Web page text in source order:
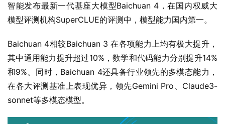
智能发布最新一代基座大模型Baichuan 4，在国内权威大
模型评测机构SuperCLUE的评测中，模型能力国内第一。
Baichuan 4相较Baichuan 3 在各项能力上均有极大提升，
其中通用能力提升超过10%，数学和代码能力分别提升14%
和9%。同时，Baichuan 4还具备行业领先的多模态能力，
在各大评测基准上表现优异，领先Gemini Pro、Claude3-
sonnet等多模态模型。